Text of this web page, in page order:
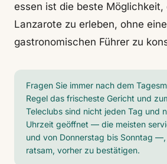
essen ist die beste Möglichkeit,
Lanzarote zu erleben, ohne
gastronomischen Führer zu
Fragen Sie immer nach dem
Regel das frischeste Gericht und
Teleclubs sind nicht jeden Tag und
Uhrzeit geöffnet — die meisten
und von Donnerstag bis Sonntag
ratsam, vorher zu bestätigen.